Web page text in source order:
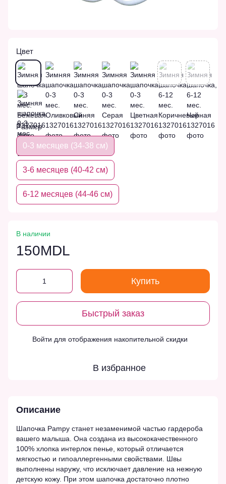
Цвет
Размер
0-3 месяцев (34-38 см)
3-6 месяцев (40-42 см)
6-12 месяцев (44-46 см)
В наличии
150MDL
Купить
Быстрый заказ
Войти для отображения накопительной скидки
В избранное
Описание
Шапочка Pampy станет незаменимой частью гардероба
вашего малыша. Она создана из высококачественного
100% хлопка интерлок пенье, который отличается
мягкостью и гипоаллергенными свойствами. Швы
выполнены наружу, что исключает давление на нежную
детскую кожу. При этом шапочка достаточно плотно